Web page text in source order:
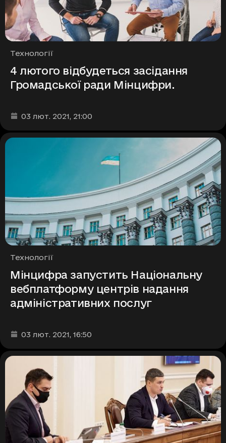
Рубрики
Технології
4 лютого відбудеться засідання
Громадської ради Мінцифри.
Дата та час публікації
03 лют. 2021, 21:00
Рубрики
Технології
Мінцифра запустить Національну
вебплатформу центрів надання
адміністративних послуг
Дата та час публікації
03 лют. 2021, 16:50